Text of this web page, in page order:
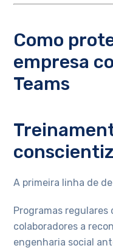
Como
empresa
Teams
A primeira linha de
Programas
colaboradores a
engenharia social